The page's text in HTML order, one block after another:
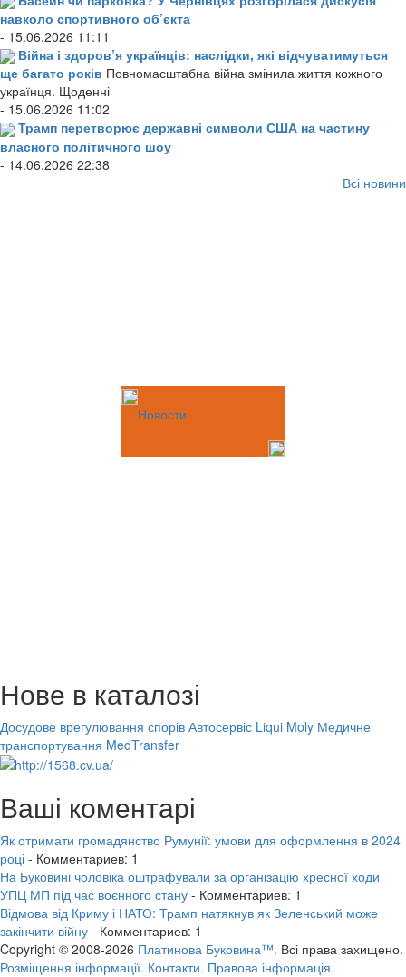
навколо спортивного об’єкта
- 15.06.2026 11:11
Війна і здоров’я українців: наслідки, які відчуватимуться
ще багато років Повномасштабна війна змінила життя кожного
українця. Щоденні
- 15.06.2026 11:02
Трамп перетворює державні символи США на частину
власного політичного шоу
- 14.06.2026 22:38
Всі новини
Новости
Нове в каталозі
Досудове врегулювання спорів Автосервіс Liqui Moly Медичне
транспортування MedTransfer
Ваші коментарі
Як отримати громадянство Румунії: умови для оформлення в 2024
році - Комментариев: 1
На Буковині чоловіка оштрафували за організацію хресної ходи
УПЦ МП під час воєнного стану - Комментариев: 1
Відмова від Криму і НАТО: Трамп натякнув як Зеленський може
закінчити війну - Комментариев: 1
Copyright © 2008-2026 Платинова Буковина™. Всі права захищено.
Розміщення інформації. Контакти. Правова інформація.